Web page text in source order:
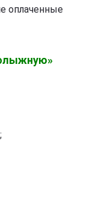
оплаченные